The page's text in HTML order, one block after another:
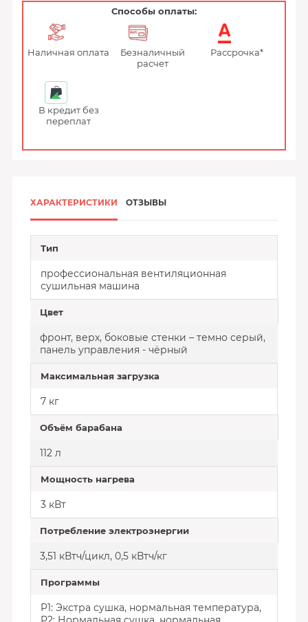
Способы оплаты:
Наличная оплата
Безналичный
расчет
Рассрочка*
В кредит без
переплат
ХАРАКТЕРИСТИКИ ОТЗЫВЫ
Тип
профессиональная вентиляционная
сушильная машина
Цвет
фронт, верх, боковые стенки – темно серый,
панель управления - чёрный
Максимальная загрузка
7 кг
Объём барабана
112 л
Мощность нагрева
3 кВт
Потребление электроэнергии
3,51 кВтч/цикл, 0,5 кВтч/кг
Программы
P1: Экстра сушка, нормальная температура,